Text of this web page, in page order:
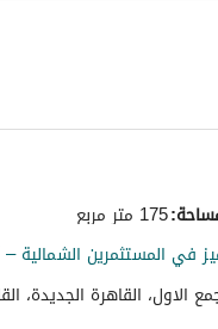
:175 متر مربع
الاول، القاهرة الجديدة،